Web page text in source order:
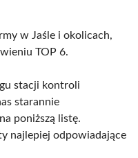
w Jaśle i okolicach,
TOP 6.
stacji kontroli
starannie
poniższą listę.
najlepiej odpowiadające